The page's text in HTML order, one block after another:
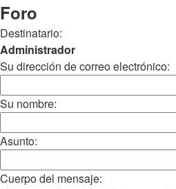
Foro
Destinatario:
Administrador
Su dirección de correo electrónico:
Su nombre:
Asunto:
Cuerpo del mensaje: